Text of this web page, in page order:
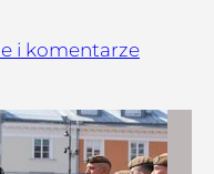
i komentarze